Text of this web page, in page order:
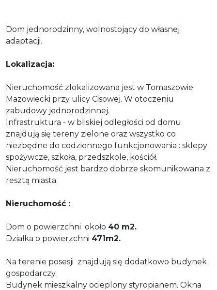
Dom jednorodzinny, wolnostojący do własnej
adaptacji.
Lokalizacja:
Nieruchomość zlokalizowana jest w Tomaszowie
Mazowiecki przy ulicy Cisowej. W otoczeniu
zabudowy jednorodzinnej.
Infrastruktura - w bliskiej odległości od domu
znajdują się tereny zielone oraz wszystko co
niezbędne do codziennego funkcjonowania : sklepy
spożywcze, szkoła, przedszkole, kościół.
Nieruchomość jest bardzo dobrze skomunikowana z
resztą miasta.
Nieruchomość :
Dom o powierzchni około 40 m2.
Działka o powierzchni 471m2.
Na terenie posesji znajdują się dodatkowo budynek
gospodarczy.
Budynek mieszkalny ocieplony styropianem. Okna